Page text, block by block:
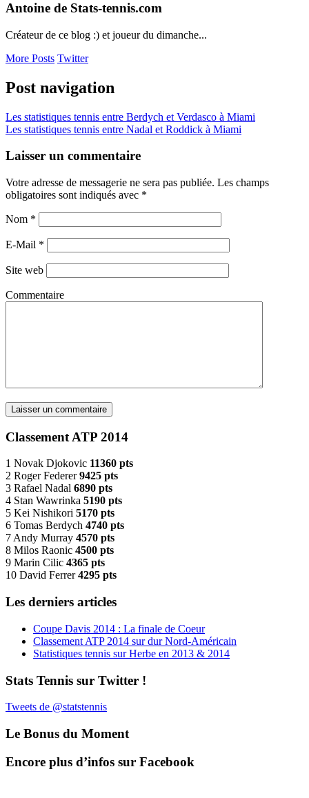
Antoine de Stats-tennis.com
Créateur de ce blog :) et joueur du dimanche...
More Posts Twitter
Post navigation
Les statistiques tennis entre Berdych et Verdasco à Miami
Les statistiques tennis entre Nadal et Roddick à Miami
Laisser un commentaire
Votre adresse de messagerie ne sera pas publiée. Les champs
obligatoires sont indiqués avec *
Nom *
E-Mail *
Site web
Commentaire
Classement ATP 2014
1 Novak Djokovic 11360 pts
2 Roger Federer9425 pts
3 Rafael Nadal 6890 pts
4 Stan Wawrinka 5190 pts
5 Kei Nishikori 5170 pts
6 Tomas Berdych 4740 pts
7 Andy Murray 4570 pts
8 Milos Raonic 4500 pts
9 Marin Cilic 4365 pts
10 David Ferrer4295 pts
Les derniers articles
Coupe Davis 2014 : La finale de Coeur
Classement ATP 2014 sur dur Nord-Américain
Statistiques tennis sur Herbe en 2013 & 2014
Stats Tennis sur Twitter !
Tweets de @statstennis
Le Bonus du Moment
Encore plus d’infos sur Facebook